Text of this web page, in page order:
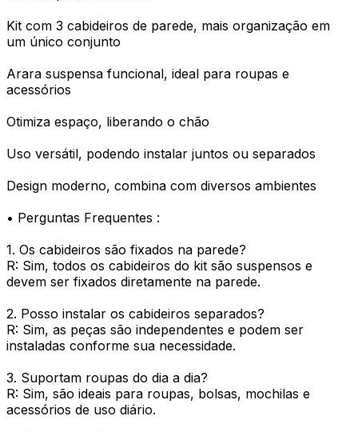
Kit com 3 cabideiros de parede, mais organização em
um único conjunto
Arara suspensa funcional, ideal para roupas e
acessórios
Otimiza espaço, liberando o chão
Uso versátil, podendo instalar juntos ou separados
Design moderno, combina com diversos ambientes
• Perguntas Frequentes :
1. Os cabideiros são fixados na parede?
R: Sim, todos os cabideiros do kit são suspensos e
devem ser fixados diretamente na parede.
2. Posso instalar os cabideiros separados?
R: Sim, as peças são independentes e podem ser
instaladas conforme sua necessidade.
3. Suportam roupas do dia a dia?
R: Sim, são ideais para roupas, bolsas, mochilas e
acessórios de uso diário.